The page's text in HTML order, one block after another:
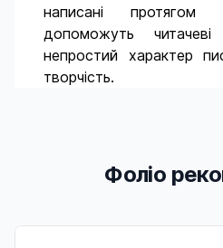
написані
допоможуть
непростий характер
творчість.
Фоліо